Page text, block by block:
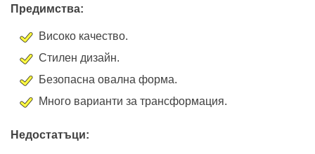
Предимства:
Високо качество.
Стилен дизайн.
Безопасна овална форма.
Много варианти за трансформация.
Недостатъци: